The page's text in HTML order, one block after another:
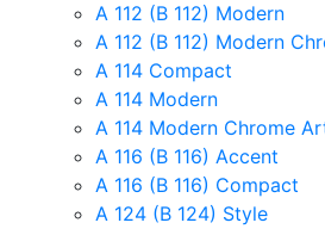
A 112 (B 112) Modern
A 112 (B 112) Modern
A 114 Compact
A 114 Modern
A 114 Modern Chrome
A 116 (B 116) Accent
A 116 (B 116) Compact
A 124 (B 124) Style